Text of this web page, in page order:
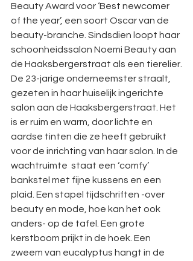
Beauty Award voor ‘Best newcomer
of the year’, een soort Oscar van de
beauty-branche. Sindsdien loopt haar
schoonheidssalon Noemi Beauty aan
de Haaksbergerstraat als een tierelier.
De 23-jarige onderneemster straalt,
gezeten in haar huiselijk ingerichte
salon aan de Haaksbergerstraat. Het
is er ruim en warm, door lichte en
aardse tinten die ze heeft gebruikt
voor de inrichting van haar salon. In de
wachtruimte  staat een ‘comfy’
bankstel met fijne kussens en een
plaid. Een stapel tijdschriften -over
beauty en mode, hoe kan het ook
anders- op de tafel. Een grote
kerstboom prijkt in de hoek. Een
zweem van eucalyptus hangt in de